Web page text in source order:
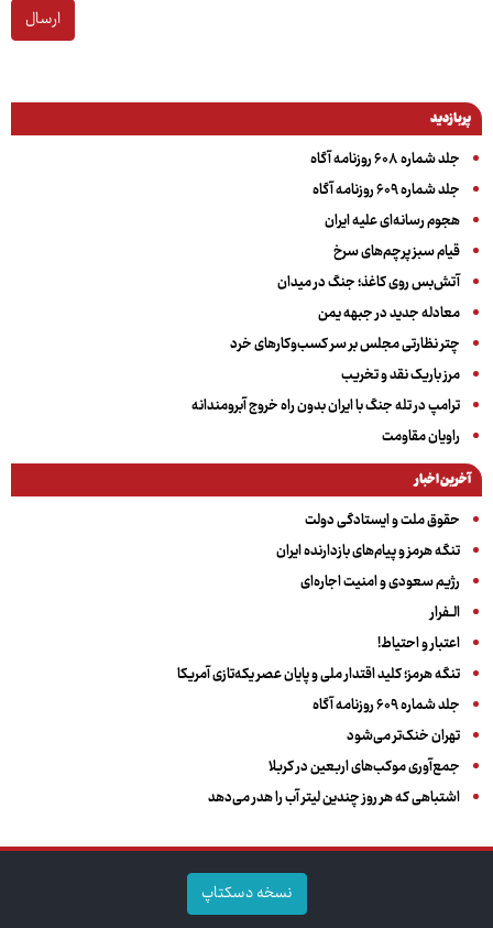
ارسال
پربازدید
جلد شماره ۶۰۸ روزنامه آگاه
جلد شماره ۶۰۹ روزنامه آگاه
هجوم رسانه‌ای علیه ایران
قیام سبز پرچم‌های سرخ
آتش‌بس روی کاغذ؛ جنگ در میدان
معادله جدید در جبهه یمن
چتر نظارتی مجلس بر سر کسب‌وکارهای خرد
مرز باریک نقد و تخریب
ترامپ در تله جنگ با ایران بدون راه خروج آبرومندانه
راویان مقاومت
آخرین اخبار
حقوق ملت و ایستادگی دولت
تنگه هرمز و پیام‌های بازدارنده ایران
رژیم سعودی و امنیت اجاره‌ای
الــفرار
اعتبار و احتیاط!
تنگه هرمز؛ کلید اقتدار ملی و پایان عصر یکه‌تازی آمریکا
جلد شماره ۶۰۹ روزنامه آگاه
تهران خنک‌تر می‌شود
جمع‌آوری موکب‌های اربعین در کربلا
اشتباهی که هر روز چندین لیتر آب را هدر می‌دهد
نسخه دسکتاپ